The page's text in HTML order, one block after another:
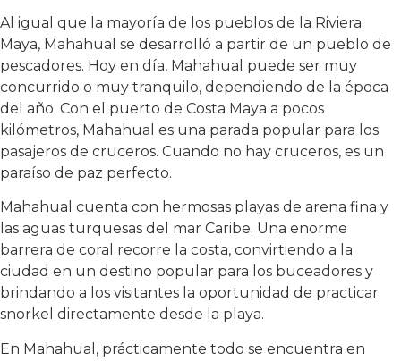
Al igual que la mayoría de los pueblos de la Riviera
Maya, Mahahual se desarrolló a partir de un pueblo de
pescadores. Hoy en día, Mahahual puede ser muy
concurrido o muy tranquilo, dependiendo de la época
del año. Con el puerto de Costa Maya a pocos
kilómetros, Mahahual es una parada popular para los
pasajeros de cruceros. Cuando no hay cruceros, es un
paraíso de paz perfecto.
Mahahual cuenta con hermosas playas de arena fina y
las aguas turquesas del mar Caribe. Una enorme
barrera de coral recorre la costa, convirtiendo a la
ciudad en un destino popular para los buceadores y
brindando a los visitantes la oportunidad de practicar
snorkel directamente desde la playa.
En Mahahual, prácticamente todo se encuentra en